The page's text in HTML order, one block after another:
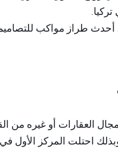
أحدث طراز مواكب
العقارات أو غيره من
احتلت المركز الأول